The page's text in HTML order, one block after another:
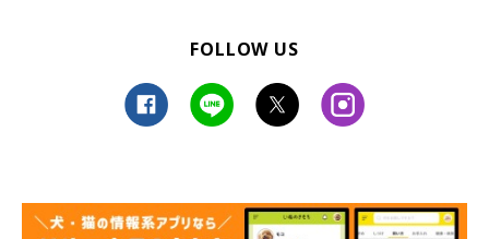
を飼い主さんに伺いました。
FOLLOW US